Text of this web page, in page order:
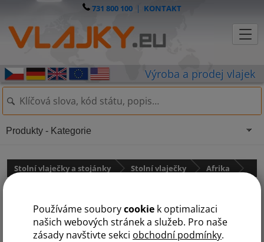
Používáme souborycookie k optimalizaci
našich webových stránek a služeb. Pro naše
zásady navštivte sekci obchodní podmínky.
731 800 100 | KONTAKT
Stolní vlaječky a stojánky Stolní vlaječky Afrika
Produkty - Kategorie